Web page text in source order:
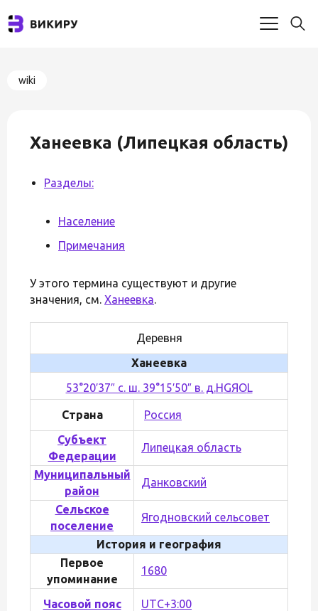
wiki
Ханеевка (Липецкая область)
Разделы:
Население
Примечания
У этого термина существуют и другие
значения, см. Ханеевка.
Деревня
Ханеевка
53°20′37″ с. ш. 39°15′50″ в. д.HGЯOL
Страна
Россия
Субъект
Федерации
Липецкая область
Муниципальный
район
Данковский
Сельское
поселение
Ягодновский сельсовет
История и география
Первое
упоминание
1680
Часовой пояс
UTC+3:00